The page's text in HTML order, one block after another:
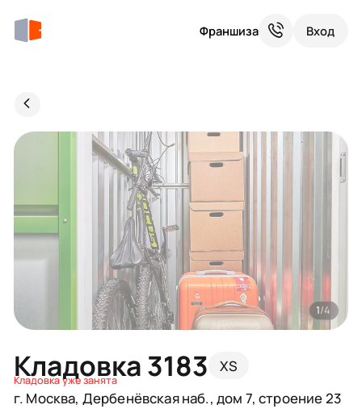
Франшиза Вход
Кладовка 3183 XS
Кладовка уже занята
г. Москва, Дербенёвская наб., дом 7, строение 23
1/4